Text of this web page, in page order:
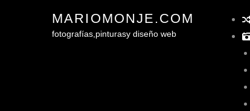
MARIOMONJE.COM
fotografías, pinturasy diseño web